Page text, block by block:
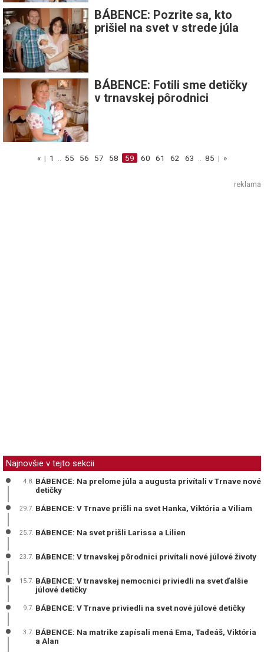
BÁBENCE: Pozrite sa, kto
prišiel na svet v strede júla
BÁBENCE: Fotili sme detičky
v trnavskej pôrodnici
« | 1 55 56 57 58 59 60 61 62 63 85 | »
reklama
Najnovšie v tejto sekcii
4.8. BÁBENCE: Na prelome júla a augusta privítali v Trnave nové
detičky
29.7. BÁBENCE: V Trnave prišli na svet Hanka, Viktória a Viliam
25.7. BÁBENCE: Na svet prišli Larissa a Lilien
23.7. BÁBENCE: V trnavskej pôrodnici privítali nové júlové životy
15.7. BÁBENCE: V trnavskej nemocnici priviedli na svet ďalšie
júlové detičky
9.7. BÁBENCE: V Trnave priviedli na svet nové júlové detičky
3.7. BÁBENCE: Na matrike zapísali mená Ema, Tadeáš, Viktória
a Alan